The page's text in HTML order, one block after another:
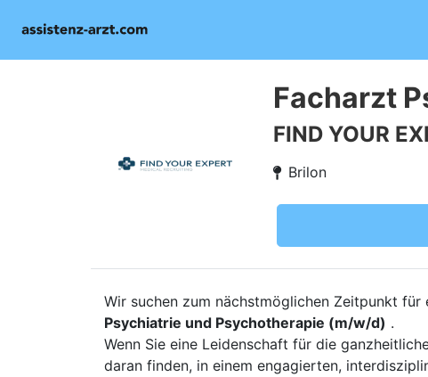
Facharzt
FIND YOUR
Brilon
Wir suchen zum nächstmöglichen Zeitpunkt
Psychiatrie und Psychotherapie (m/w/d) .
Wenn Sie eine Leidenschaft für die
daran finden, in einem engagierten,